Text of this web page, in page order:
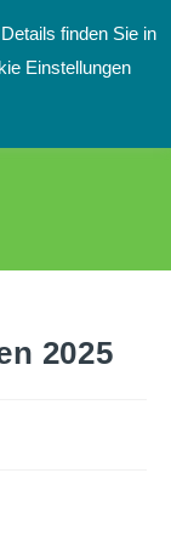
2025
finden Sie in
Einstellungen